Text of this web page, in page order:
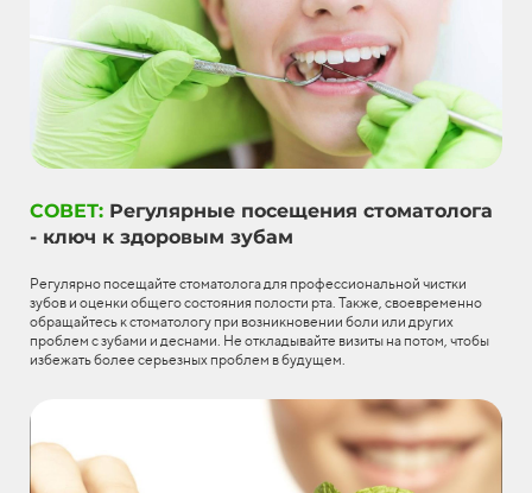
СОВЕТ: Регулярные посещения стоматолога
- ключ к здоровым зубам
Регулярно посещайте стоматолога для профессиональной чистки
зубов и оценки общего состояния полости рта. Также, своевременно
обращайтесь к стоматологу при возникновении боли или других
проблем с зубами и деснами. Не откладывайте визиты на потом, чтобы
избежать более серьезных проблем в будущем.